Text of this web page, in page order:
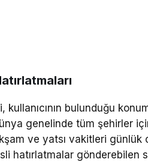
bulunduğu
genelinde tüm şehirler
ve yatsı vakitleri günlük
hatırlatmalar gönderebilen